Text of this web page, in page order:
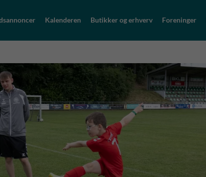
Kalenderen Butikker og erhverv Foreninger